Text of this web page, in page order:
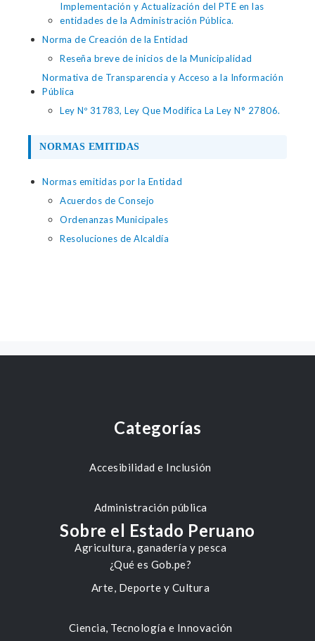
Implementación y Actualización del PTE en las
entidades de la Administración Pública.
Norma de Creación de la Entidad
Reseña breve de inicios de la Municipalidad
Normativa de Transparencia y Acceso a la Información
Pública
Ley Nº 31783, Ley Que Modifica La Ley N° 27806.
NORMAS EMITIDAS
Normas emitidas por la Entidad
Acuerdos de Consejo
Ordenanzas Municipales
Resoluciones de Alcaldía
Categorías
Accesibilidad e Inclusión
Administración pública
Agricultura, ganadería y pesca
Arte, Deporte y Cultura
Ciencia, Tecnología e Innovación
Sobre el Estado Peruano
¿Qué es Gob.pe?